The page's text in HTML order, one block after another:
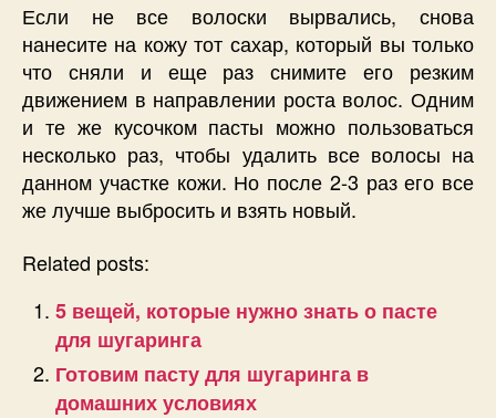
Если не все волоски вырвались, снова
нанесите на кожу тот сахар, который вы только
что сняли и еще раз снимите его резким
движением в направлении роста волос. Одним
и те же кусочком пасты можно пользоваться
несколько раз, чтобы удалить все волосы на
данном участке кожи. Но после 2-3 раз его все
же лучше выбросить и взять новый.
Related posts:
5 вещей, которые нужно знать о пасте
для шугаринга
Готовим пасту для шугаринга в
домашних условиях